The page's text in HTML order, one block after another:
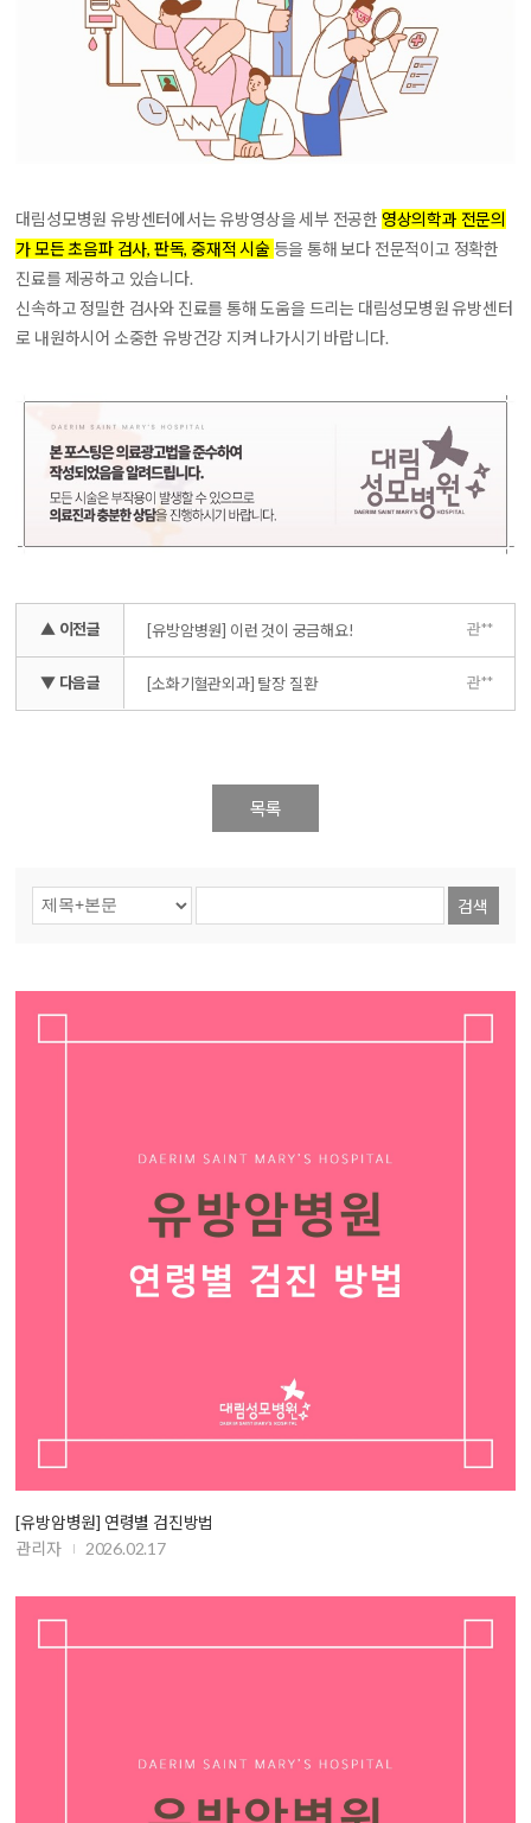
대림성모병원 유방센터에서는 유방영상을 세부 전공한 영상의학과 전문의
가 모든 초음파 검사, 판독, 중재적 시술등을 통해 보다 전문적이고 정확한
진료를 제공하고 있습니다.
신속하고 정밀한 검사와 진료를 통해 도움을 드리는 대림성모병원 유방센터
로 내원하시어 소중한 유방건강 지켜 나가시기 바랍니다.
▲ 이전글 [유방암병원] 이런 것이 궁금해요! 관**
▼ 다음글 [소화기혈관외과] 탈장 질환 관**
목록
검색
[유방암병원] 연령별 검진방법
관리자
2026.02.17